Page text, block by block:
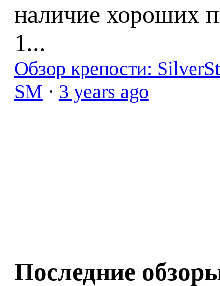
наличие хороших
1...
Обзор крепости:
SM · 3 years ago
Последние